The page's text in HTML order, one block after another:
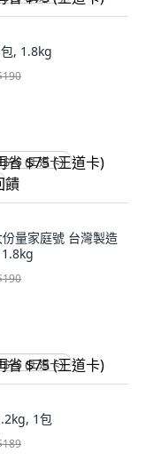
, 1.8kg
$75 (王道卡)
量家庭號 台灣製造
$75 (王道卡)
1包